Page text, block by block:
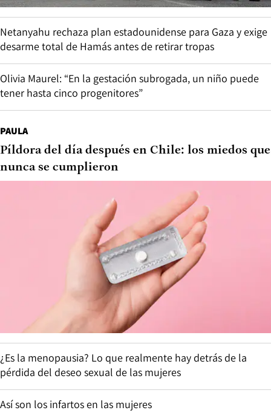
Netanyahu rechaza plan estadounidense para Gaza y exige
desarme total de Hamás antes de retirar tropas
Olivia Maurel: “En la gestación subrogada, un niño puede
tener hasta cinco progenitores”
PAULA
Píldora del día después en Chile: los miedos que
nunca se cumplieron
¿Es la menopausia? Lo que realmente hay detrás de la
pérdida del deseo sexual de las mujeres
Así son los infartos en las mujeres